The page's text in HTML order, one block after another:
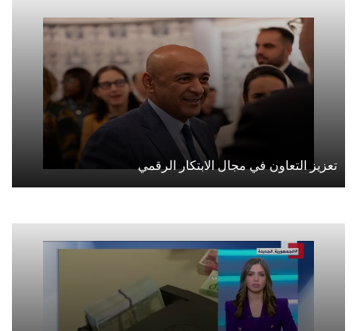
تعزيز التعاون في مجال الابتكار الرقمي